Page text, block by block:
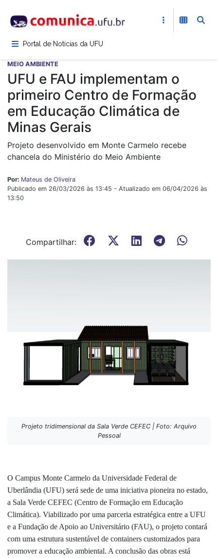
para
conteúdoPortal de Notícias da UFU
MEIO AMBIENTE
UFU e FAU implementam o
primeiro Centro de Formação
em Educação Climática de
Minas Gerais
Projeto desenvolvido em Monte Carmelo recebe
chancela do Ministério do Meio Ambiente
Por: Mateus de Oliveira
Publicado em 26/03/2026 às 13:45 - Atualizado em 06/04/2026 às
13:50
Compartilhar:
Projeto tridimensional da Sala Verde CEFEC | Foto: Arquivo
Pessoal
O Campus Monte Carmelo da Universidade Federal de
Uberlândia (UFU) será sede de uma iniciativa pioneira no estado,
a Sala Verde CEFEC (Centro de Formação em Educação
Climática). Viabilizado por uma parceria estratégica entre a UFU
e a Fundação de Apoio ao Universitário (FAU), o projeto contará
com uma estrutura sustentável de containers customizados para
promover a educação ambiental. A conclusão das obras está